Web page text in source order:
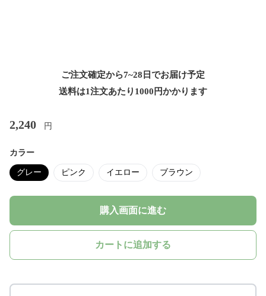
ご注文確定から7~28日でお届け予定
送料は1注文あたり 1000 円かかります
2,240 円
カラー
グレー ピンク イエロー ブラウン
購入画面に進む
カートに追加する